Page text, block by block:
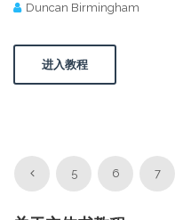
Duncan Birmingham
进入教程
5 6 7